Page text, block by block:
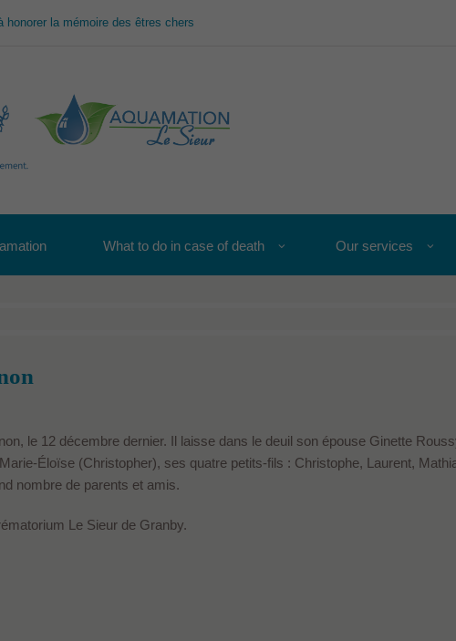
la mémoire des êtres chers
What to do in case of death Our services
le 12 décembre dernier. Il laisse dans le deuil son épouse Ginette
Éloïse (Christopher), ses quatre petits-fils : Christophe, Laurent,
nombre de parents et amis.
Le Sieur de Granby.